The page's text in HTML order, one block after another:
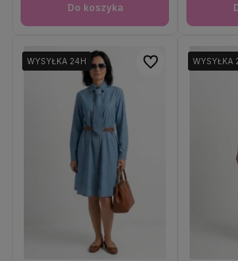
Do koszyka
WYSYŁKA 24H
WYSYŁKA 24H
WYSYŁKA 24H Do ulubionychWYSYŁKA
WYSYŁKA
WYSYŁKA